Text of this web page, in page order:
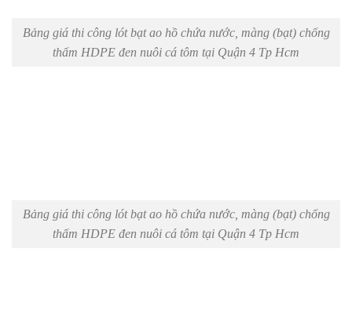
Bảng giá thi công lót bạt ao hồ chứa nước, màng (bạt) chống
thấm HDPE đen nuôi cá tôm tại Quận 4 Tp Hcm
Bảng giá thi công lót bạt ao hồ chứa nước, màng (bạt) chống
thấm HDPE đen nuôi cá tôm tại Quận 4 Tp Hcm